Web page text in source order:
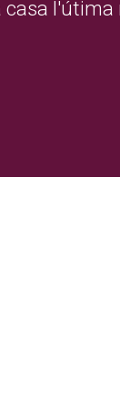
casa l'útima